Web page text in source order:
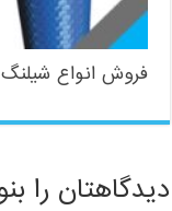
فروش انواع
دیدگاهتان را